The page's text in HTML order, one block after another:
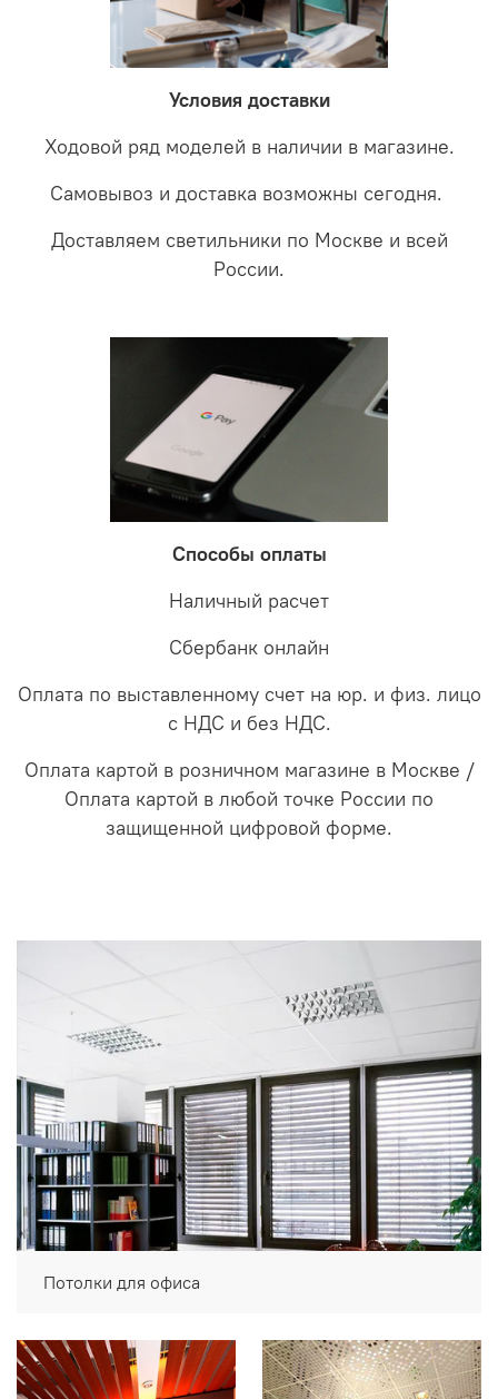
светильники на экспертизу производителю. После
проверки будет выясненная причина поломки и
соотношении с светодиодными. В этом случае покупая
LED светильники не только экономите деньги но еще
забудете что такое тусклость и недостаток освещения.
Условия доставки
Ходовой ряд моделей в наличии в магазине.
Самовывоз и доставка возможны сегодня.
Доставляем светильники по Москве и всей
России.
Способы оплаты
Наличный расчет
Сбербанк онлайн
Оплата по выставленному счет на юр. и физ. лицо
с НДС и без НДС.
Оплата картой в розничном магазине в Москве /
Оплата картой в любой точке России по
защищенной цифровой форме.
Потолки для офиса